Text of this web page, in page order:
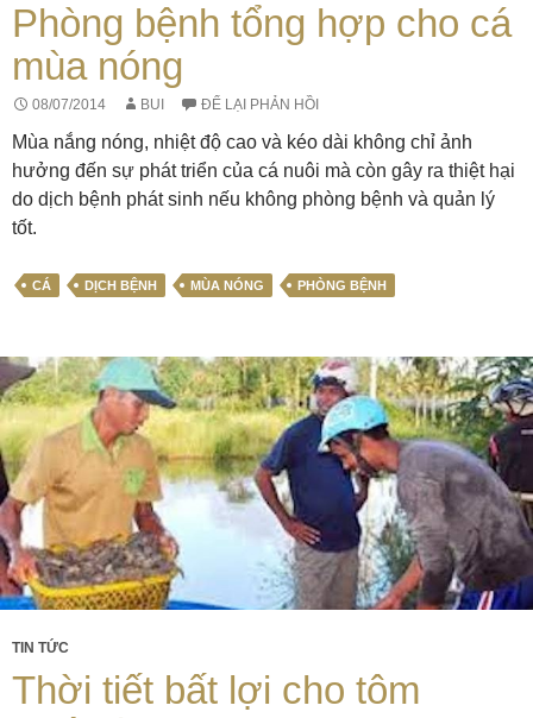
Phòng bệnh tổng hợp cho cá
mùa nóng
08/07/2014 BUI ĐỂ LẠI PHẢN HỒI
Mùa nắng nóng, nhiệt độ cao và kéo dài không chỉ ảnh
hưởng đến sự phát triển của cá nuôi mà còn gây ra thiệt hại
do dịch bệnh phát sinh nếu không phòng bệnh và quản lý
tốt.
CÁ DỊCH BỆNH MÙA NÓNG PHÒNG BỆNH
TIN TỨC
Thời tiết bất lợi cho tôm